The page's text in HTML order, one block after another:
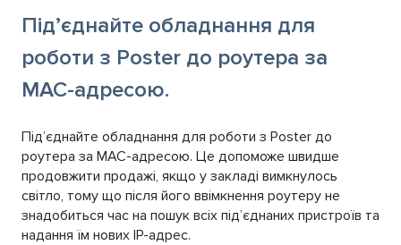
Під’єднайте обладнання для
роботи з Poster до роутера за
MAC-адресою.
Під’єднайте обладнання для роботи з Poster до
роутера за MAC-адресою. Це допоможе швидше
продовжити продажі, якщо у закладі вимкнулось
світло, тому що після його ввімкнення роутеру не
знадобиться час на пошук всіх під’єднаних пристроїв та
надання їм нових IP-адрес.